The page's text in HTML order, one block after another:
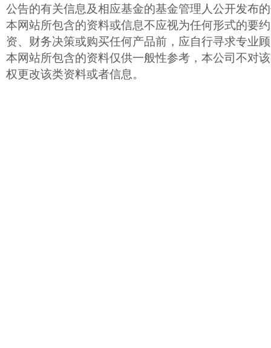
公告的有关信息及相应基金的基金管理人公开发布
本网站所包含的资料或信息不应视为任何形式的要
资、财务决策或购买任何产品前，应自行寻求专业
本网站所包含的资料仅供一般性参考，本公司不对
权更改该类资料或者信息。